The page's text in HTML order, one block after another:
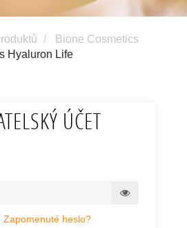
Bione Cosmetics
Hyaluron Life
ÚČET
Zapomenuté heslo?